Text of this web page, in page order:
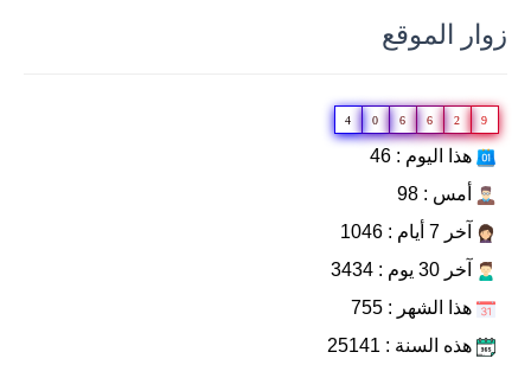
زوار الموقع
4 0 6 6 2 9
هذا اليوم : 46
أمس : 98
آخر 7 أيام : 1046
آخر 30 يوم : 3434
هذا الشهر : 755
هذه السنة : 25141